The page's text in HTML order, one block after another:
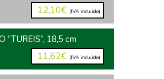
12,10€ (IVA incluido)
“TUREIS”, 18,5 cm
11,62€ (IVA incluido)